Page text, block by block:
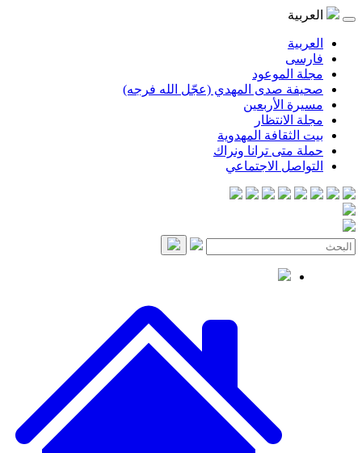
المهدي (عجّل الله فرجه)
المهدوية
ترانا ونراك
الاجتماعي